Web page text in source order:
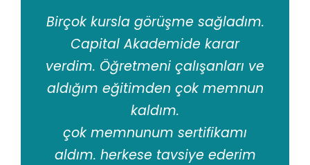
Birçok kursla görüşme sağladım.
Capital Akademide karar
verdim. Öğretmeni çalışanları ve
aldığım eğitimden çok memnun
kaldım.
çok memnunum sertifikamı
aldım. herkese tavsiye ederim